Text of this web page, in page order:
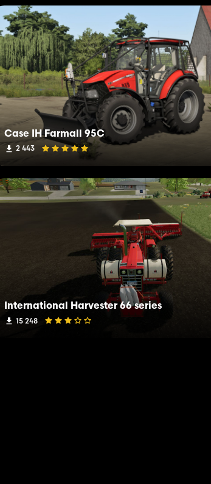
Case IH Farmall 95C
2 443
International Harvester 66 series
15 248